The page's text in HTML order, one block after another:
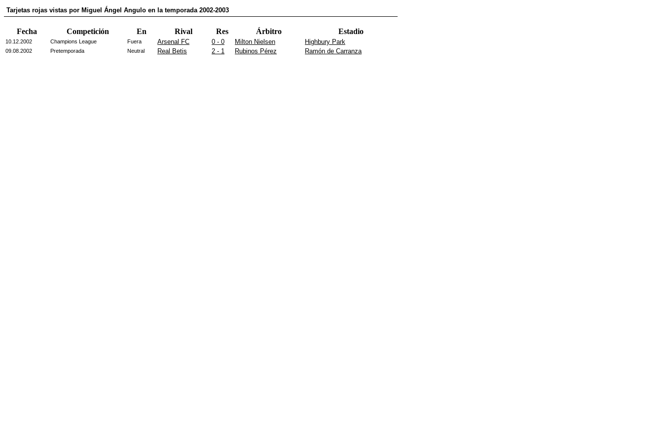
Tarjetas rojas vistas por Miguel Ángel Angulo en la temporada 2002-2003
Fecha Competición En Rival Res Árbitro Estadio
10.12.2002 Champions League Fuera Arsenal FC 0 - 0 Milton Nielsen Highbury Park
09.08.2002 Pretemporada Neutral Real Betis 2 - 1 Rubinos Pérez Ramón de Carranza